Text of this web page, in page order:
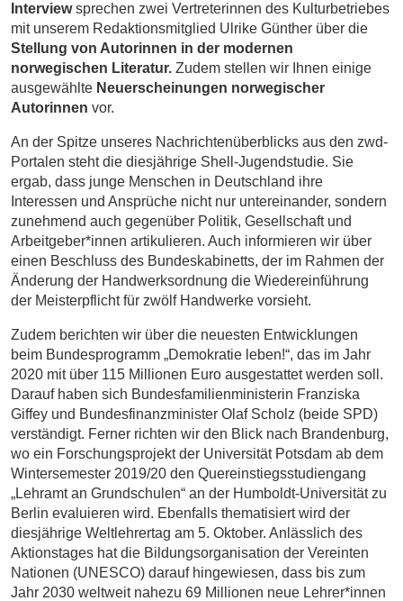
Interviewsprechen zwei Vertreterinnen des Kulturbetriebes
mit unserem Redaktionsmitglied Ulrike Günther über die
Stellung von Autorinnen in der modernen
norwegischen Literatur. Zudem stellen wir Ihnen einige
ausgewählte Neuerscheinungen norwegischer
Autorinnen vor.
An der Spitze unseres Nachrichtenüberblicks aus den zwd-
Portalen steht die diesjährige Shell-Jugendstudie. Sie
ergab, dass junge Menschen in Deutschland ihre
Interessen und Ansprüche nicht nur untereinander, sondern
zunehmend auch gegenüber Politik, Gesellschaft und
Arbeitgeber*innen artikulieren. Auch informieren wir über
einen Beschluss des Bundeskabinetts, der im Rahmen der
Änderung der Handwerksordnung die Wiedereinführung
der Meisterpflicht für zwölf Handwerke vorsieht.
Zudem berichten wir über die neuesten Entwicklungen
beim Bundesprogramm „Demokratie leben!“, das im Jahr
2020 mit über 115 Millionen Euro ausgestattet werden soll.
Darauf haben sich Bundesfamilienministerin Franziska
Giffey und Bundesfinanzminister Olaf Scholz (beide SPD)
verständigt. Ferner richten wir den Blick nach Brandenburg,
wo ein Forschungsprojekt der Universität Potsdam ab dem
Wintersemester 2019/20 den Quereinstiegsstudiengang
„Lehramt an Grundschulen“ an der Humboldt-Universität zu
Berlin evaluieren wird. Ebenfalls thematisiert wird der
diesjährige Weltlehrertag am 5. Oktober. Anlässlich des
Aktionstages hat die Bildungsorganisation der Vereinten
Nationen (UNESCO) darauf hingewiesen, dass bis zum
Jahr 2030 weltweit nahezu 69 Millionen neue Lehrer*innen